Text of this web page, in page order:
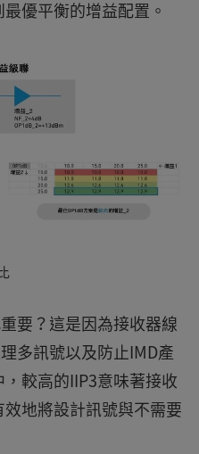
優平衡的增益配置。
要？這是因為接收器線
多訊號以及防止IMD產
較高的IIP3意味著接收
地將設計訊號與不需要